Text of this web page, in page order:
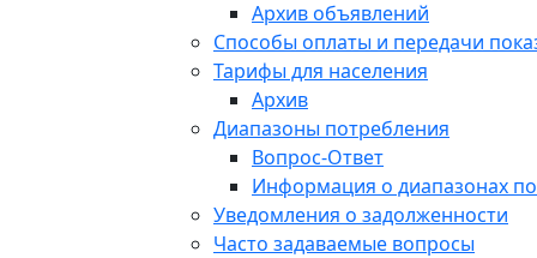
Архив объявлений
Способы оплаты и передачи
Тарифы для населения
Архив
Диапазоны потребления
Вопрос-Ответ
Информация о диапазонах
Уведомления о задолженности
Часто задаваемые вопросы